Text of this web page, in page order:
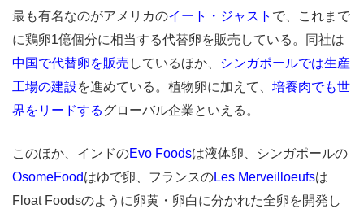
最も有名なのがアメリカのイート・ジャスト で、これまで
に鶏卵1億個分に相当する代替卵を販売している。同社は
中国で代替卵を販売 しているほか、
シンガポールでは生産
工場の建設を進めている。植物卵に加えて、 培養肉でも世
界をリードするグローバル企業といえる。
このほか、インドのEvo Foodsは液体卵、シンガポールの
OsomeFoodはゆで卵、フランスのLes Merveilloeufsは
Float Foodsのように卵黄・卵白に分かれた全卵を開発し